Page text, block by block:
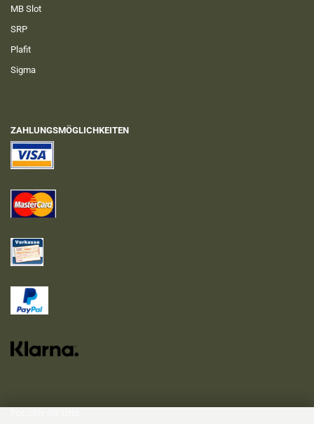
MB Slot
SRP
Plafit
Sigma
ZAHLUNGSMÖGLICHKEITEN